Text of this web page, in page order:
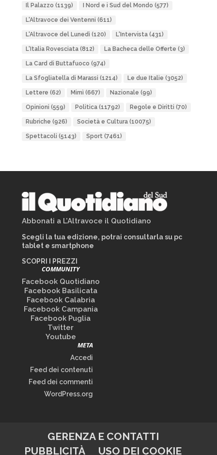
Il Palazzo (1139) I Nord e i Sud del Mondo (577)
L'Altravoce dei Ventenni (611)
L'Altravoce del Lunedì (120) L'Intervista(431)
L'Italia Rovesciata(812) La Bacheca delle Offerte (3)
La Card di Buttafuoco (974)
La Sfogliatella di Marassi (1214) Le due Italie (3052)
Lettere (62) Mimì (667) Nazionale (99)
Opinioni (559) Politica(11792) Regole e Diritti (70)
Rubriche (926) Società e Cultura(10075)
Spettacoli (5143) Sport(7461)
Abbonati a L’Altravoce il Quotidiano
Scegli la tua edizione, potrai consultarla su pc
tablet e smartphone
SCOPRI I PREZZI
COMMUNITY
Facebook Quotidiano
Facebook Basilicata
Facebook Calabria
Facebook Campania
Facebook Puglia
Twitter
Youtube
META
Accedi
Feed dei contenuti
Feed dei commenti
WordPress.org
GERENZA E CONTATTI
PUBBLICITÀ
USO DEI COOKIE